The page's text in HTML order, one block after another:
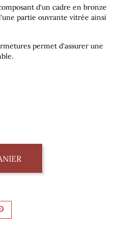
d'un cadre en bronze
partie ouvrante vitrée ainsi
permet d'assurer une